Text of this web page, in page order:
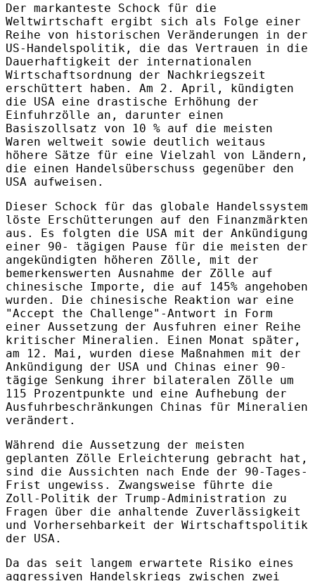
Der markanteste Schock für die
Weltwirtschaft ergibt sich als Folge einer
Reihe von historischen Veränderungen in der
US-Handelspolitik, die das Vertrauen in die
Dauerhaftigkeit der internationalen
Wirtschaftsordnung der Nachkriegszeit
erschüttert haben. Am 2. April, kündigten
die USA eine drastische Erhöhung der
Einfuhrzölle an, darunter einen
Basiszollsatz von 10 % auf die meisten
Waren weltweit sowie deutlich weitaus
höhere Sätze für eine Vielzahl von Ländern,
die einen Handelsüberschuss gegenüber den
USA aufweisen.
Dieser Schock für das globale Handelssystem
löste Erschütterungen auf den Finanzmärkten
aus. Es folgten die USA mit der Ankündigung
einer 90- tägigen Pause für die meisten der
angekündigten höheren Zölle, mit der
bemerkenswerten Ausnahme der Zölle auf
chinesische Importe, die auf 145% angehoben
wurden. Die chinesische Reaktion war eine
"Accept the Challenge"-Antwort in Form
einer Aussetzung der Ausfuhren einer Reihe
kritischer Mineralien. Einen Monat später,
am 12. Mai, wurden diese Maßnahmen mit der
Ankündigung der USA und Chinas einer 90-
tägige Senkung ihrer bilateralen Zölle um
115 Prozentpunkte und eine Aufhebung der
Ausfuhrbeschränkungen Chinas für Mineralien
verändert.
Während die Aussetzung der meisten
geplanten Zölle Erleichterung gebracht hat,
sind die Aussichten nach Ende der 90-Tages-
Frist ungewiss. Zwangsweise führte die
Zoll-Politik der Trump-Administration zu
Fragen über die anhaltende Zuverlässigkeit
und Vorhersehbarkeit der Wirtschaftspolitik
der USA.
Da das seit langem erwartete Risiko eines
aggressiven Handelskriegs zwischen zwei